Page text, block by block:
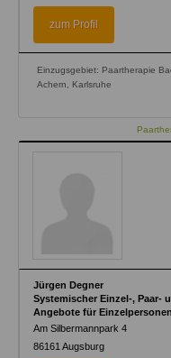
zum Profil
Einzugsgebiet: Paartherapie
Achern, Karlsruhe
Jürgen Degner
Systemischer Einzel-, Paar-
Angebote für
Am Silbermannpark 4
86161 Augsburg